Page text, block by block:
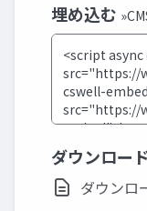
埋め込む
ダウンロー
ダウンロ